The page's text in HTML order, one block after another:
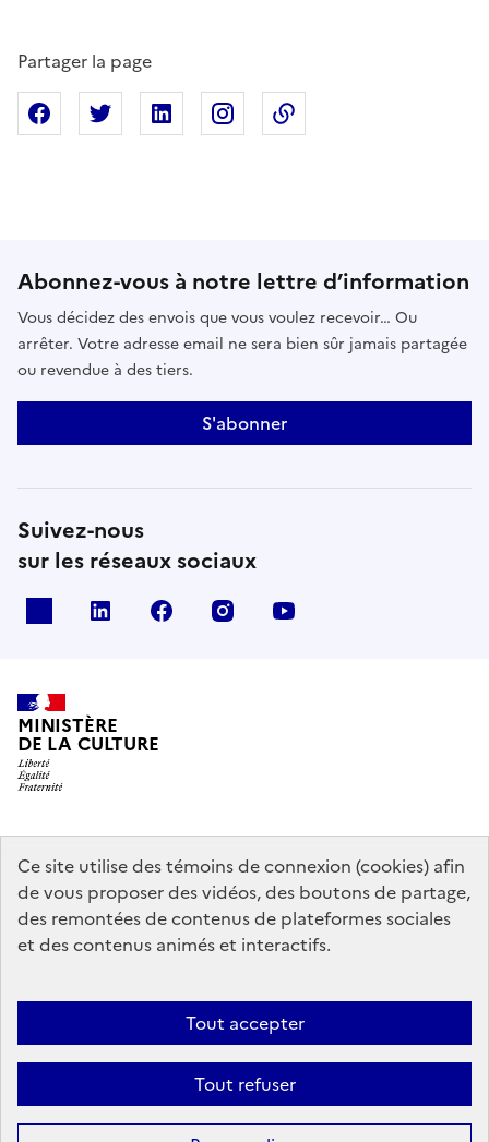
Ce site utilise des témoins de connexion (cookies) afin
de vous proposer des vidéos, des boutons de partage,
des remontées de contenus de plateformes sociales
et des contenus animés et interactifs.
Tout accepter
Tout refuser
Partager la page
Partager sur Facebook
Partager sur XPartager sur Linkedin
Partager sur Instagram
Abonnez-vous à notre lettre d’information
Vous décidez des envois que vous voulez recevoir… Ou
arrêter. Votre adresse email ne sera bien sûr jamais partagée
ou revendue à des tiers.
S'abonner
Suivez-nous
sur les réseaux sociaux
linkedin facebook instagram
MINISTÈRE
DE LA CULTURE
data.gouv.fr legifrance.gouv.fr
info.gouv.fr
service-public.gouv.fr
Mentions légales Accessibilité : partiellement conforme
Politique
d’utilisation des témoins de connexion (cookies)
Plan du site
Sauf mention contraire, tous les contenus de ce site sont sous